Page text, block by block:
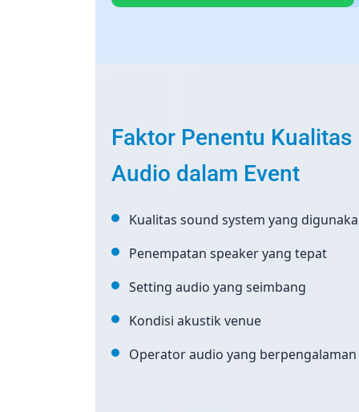
Faktor Penentu Kualitas
Audio dalam Event
Kualitas sound system yang
Penempatan speaker yang tepat
Setting audio yang seimbang
Kondisi akustik venue
Operator audio yang berpengalaman